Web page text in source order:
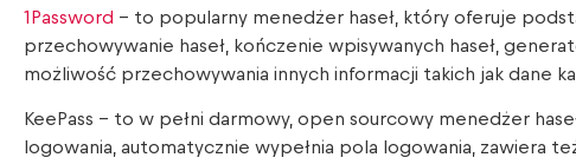
1Password – to popularny menedżer haseł, który oferuje
przechowywanie haseł, kończenie wpisywanych haseł,
możliwość przechowywania innych informacji takich jak dane
KeePass – to w pełni darmowy, open sourcowy menedżer
logowania, automatycznie wypełnia pola logowania, zawiera